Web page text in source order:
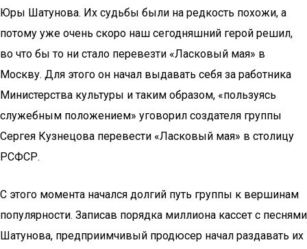
Юры Шатунова. Их судьбы были на редкость похожи, а
потому уже очень скоро наш сегодняшний герой решил,
во что бы то ни стало перевезти «Ласковый мая» в
Москву. Для этого он начал выдавать себя за работника
Министерства культуры и таким образом, «пользуясь
служебным положением» уговорил создателя группы
Сергея Кузнецова перевести «Ласковый мая» в столицу
РСФСР.
С этого момента начался долгий путь группы к вершинам
популярности. Записав порядка миллиона кассет с песнями
Шатунова, предприимчивый продюсер начал раздавать их